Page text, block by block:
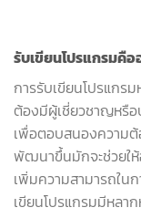
รับเขียนโปรแกรมคือ
การรับเขียนโปรแก
ต้องมีผู้เชี่ยวชาญหรื
เพื่อตอบสนองความ
พัฒนาขึ้นมักจะช่วยใ
เพิ่มความสามารถใน
เขียนโปรแกรมมีหลา